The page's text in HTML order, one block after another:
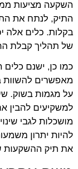
השקעה מציעות
התיק, לנתח את
בקלות. כלים אלה
של תהליך קבלת
כמו כן, ישנם
מאפשרים להשוות
על מגמות בשוק.
למשקיעים להבין
מושכלות לגבי
להיות יתרון
את תיק ההשקעות